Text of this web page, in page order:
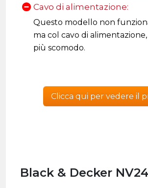
Cavo di alimentazione:
Questo modello non
ma col cavo di
più scomodo.
Clicca qui per vedere il
Black & Decker